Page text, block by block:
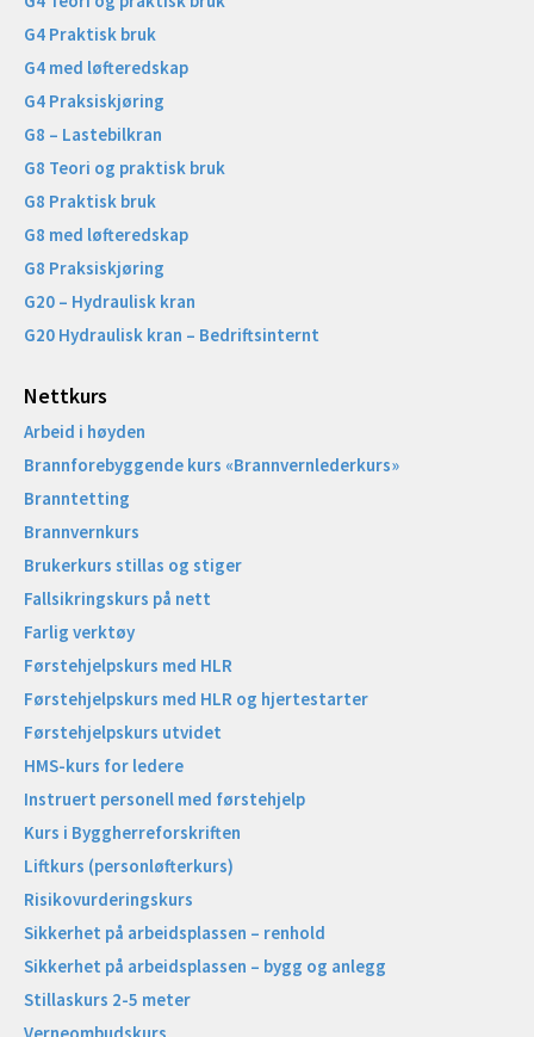
G4 Praktisk bruk
G4 med løfteredskap
G4 Praksiskjøring
G8 – Lastebilkran
G8 Teori og praktisk bruk
G8 Praktisk bruk
G8 med løfteredskap
G8 Praksiskjøring
G20 – Hydraulisk kran
G20 Hydraulisk kran – Bedriftsinternt
Nettkurs
Arbeid i høyden
Brannforebyggende kurs «Brannvernlederkurs»
Branntetting
Brannvernkurs
Brukerkurs stillas og stiger
Fallsikringskurs på nett
Farlig verktøy
Førstehjelpskurs med HLR
Førstehjelpskurs med HLR og hjertestarter
Førstehjelpskurs utvidet
HMS-kurs for ledere
Instruert personell med førstehjelp
Kurs i Byggherreforskriften
Liftkurs (personløfterkurs)
Risikovurderingskurs
Sikkerhet på arbeidsplassen – renhold
Sikkerhet på arbeidsplassen – bygg og anlegg
Stillaskurs 2-5 meter
Verneombudskurs